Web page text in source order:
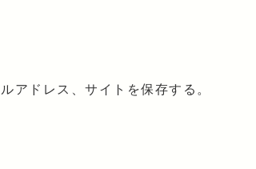
アドレス、サイトを保存する。